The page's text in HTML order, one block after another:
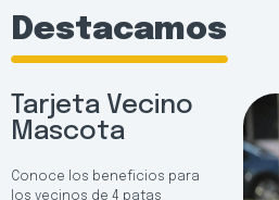
Destacamos
Tarjeta Vecino
Mascota
Conoce los beneficios para
los vecinos de 4 patas